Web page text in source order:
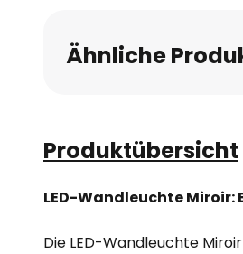
Ähnliche
Produktübersicht
LED-Wandleuchte
Die LED-Wandleuchte